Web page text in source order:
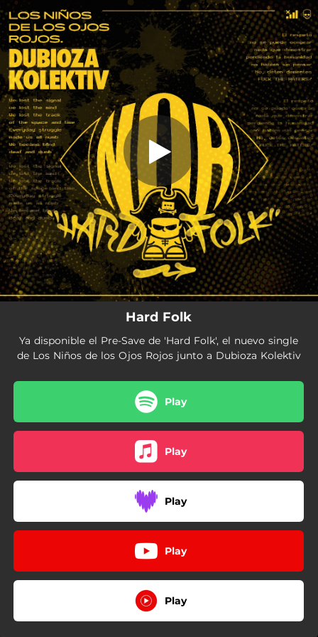
You're all set!
Hard Folk
Hard Folk
03:53
Hard Folk
Ya disponible el Pre-Save de 'Hard Folk', el nuevo single
de Los Niños de los Ojos Rojos junto a Dubioza Kolektiv
Play
Play
Play
Play
Play
.